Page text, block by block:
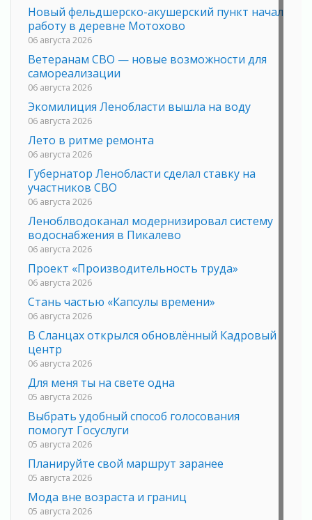
Новый фельдшерско-акушерский пункт начал
работу в деревне Мотохово
06 августа 2026
Ветеранам СВО — новые возможности для
самореализации
06 августа 2026
Экомилиция Ленобласти вышла на воду
06 августа 2026
Лето в ритме ремонта
06 августа 2026
Губернатор Ленобласти сделал ставку на
участников СВО
06 августа 2026
Леноблводоканал модернизировал систему
водоснабжения в Пикалево
06 августа 2026
Проект «Производительность труда»
06 августа 2026
Стань частью «Капсулы времени»
06 августа 2026
В Сланцах открылся обновлённый Кадровый
центр
06 августа 2026
Для меня ты на свете одна
05 августа 2026
Выбрать удобный способ голосования
помогут Госуслуги
05 августа 2026
Планируйте свой маршрут заранее
05 августа 2026
Мода вне возраста и границ
05 августа 2026